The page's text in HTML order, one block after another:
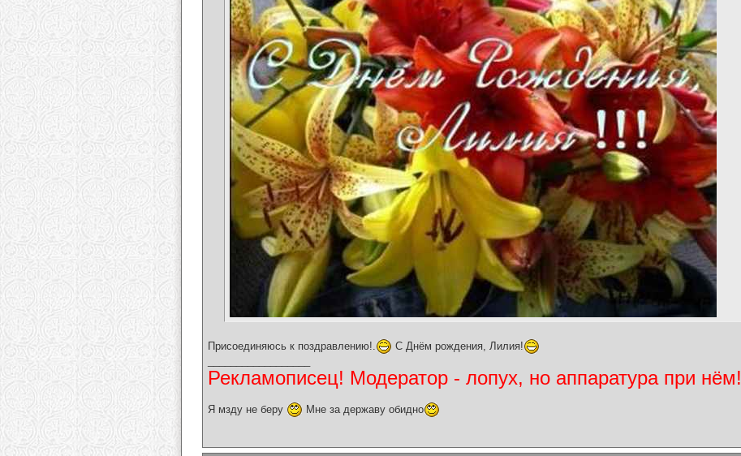
Присоединяюсь к поздравлению!.
С Днём рождения, Лилия!
Рекламописец! Модератор - лопух, но аппаратура при нём!
Я мзду не беру Мне за державу обидно